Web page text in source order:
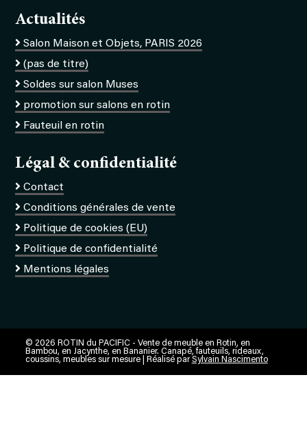
Actualités
Salon Maison et Objets, PARIS 2026
(pas de titre)
Soldes sur salon Muses
promotion sur salons en rotin
Fauteuil en rotin
Légal & confidentialité
Contact
Conditions générales de vente
Politique de cookies (EU)
Politique de confidentialité
Mentions légales
© 2026 ROTIN du PACIFIC - Vente de meuble en Rotin, en
Bambou, en Jacynthe, en Bananier. Canapé, fauteuils, rideaux,
coussins, meubles sur mesure | Réalisé parSylvain Nascimento